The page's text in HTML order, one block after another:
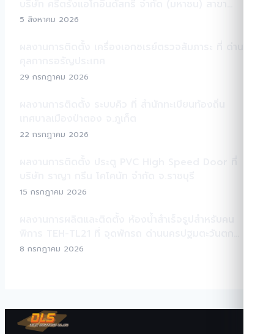
สระแก้ว
5 สิงหาคม 2026
29 กรกฎาคม 2026
22 กรกฎาคม 2026
15 กรกฎาคม 2026
มอเตอร์เวย์ M81
8 กรกฎาคม 2026